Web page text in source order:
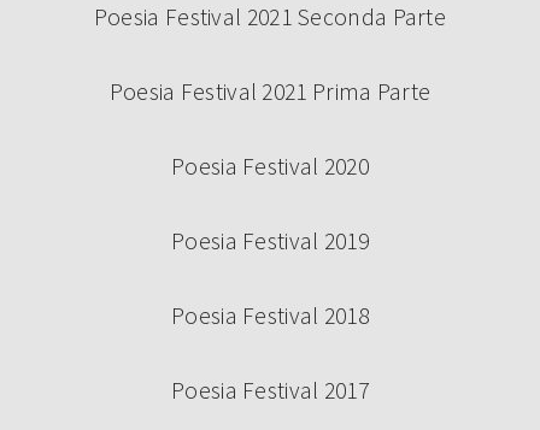
Poesia Festival 2021 Seconda Parte
Poesia Festival 2021 Prima Parte
Poesia Festival 2020
Poesia Festival 2019
Poesia Festival 2018
Poesia Festival 2017